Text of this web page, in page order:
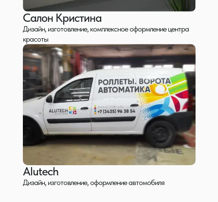
Согласование
Подготовка проекта вывески и получение
разрешительной документации в Администрации.
от 5 000 руб./м2 от 14 рабочих дней
Салон Кристина
Дизайн, изготовление, комплексное оформление центра
красоты
Alutech
Дизайн, изготовление, оформление автомобиля